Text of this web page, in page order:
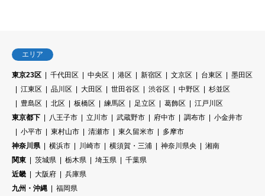
エリア
東京23区 千代田区 中央区 港区 新宿区 文京区 台東区
墨田区
江東区
品川区 大田区 世田谷区 渋谷区 中野区
杉並区
豊島区
北区 板橋区 練馬区 足立区 葛飾区
江戸川区
東京都下
八王子市 立川市 武蔵野市 府中市 調布市
小金井市
小平市
東村山市 清瀬市 東久留米市
多摩市
神奈川県
横浜市 川崎市 横須賀・三浦 神奈川県央
湘南
関東
茨城県 栃木県 埼玉県
千葉県
近畿
大阪府
兵庫県
九州・沖縄
福岡県